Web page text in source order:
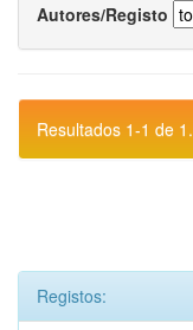
Autores/Registo
Resultados 1-1 de 1.
Registos: